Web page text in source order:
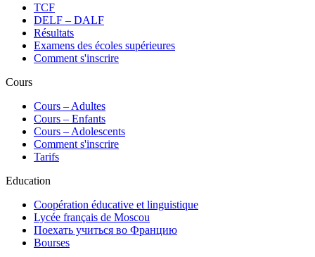
TCF
DELF – DALF
Résultats
Examens des écoles supérieures
Comment s'inscrire
Cours
Сours – Adultes
Cours – Enfants
Cours – Adolescents
Comment s'inscrire
Tarifs
Education
Coopération éducative et linguistique
Lycée français de Moscou
Поехать учиться во Францию
Bourses